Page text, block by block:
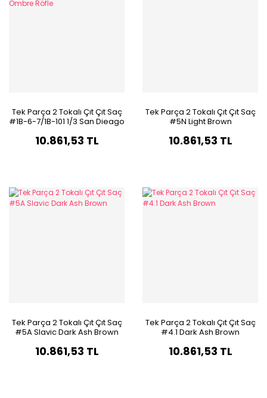
Tek Parça 2 Tokalı Çıt Çıt Saç
#1B-6-7/1B-101 1/3 San Dieago
10.861,53 TL
Tek Parça 2 Tokalı Çıt Çıt Saç
#5N Light Brown
10.861,53 TL
Tek Parça 2 Tokalı Çıt Çıt Saç
#5A Slavic Dark Ash Brown
10.861,53 TL
Tek Parça 2 Tokalı Çıt Çıt Saç
#4.1 Dark Ash Brown
10.861,53 TL